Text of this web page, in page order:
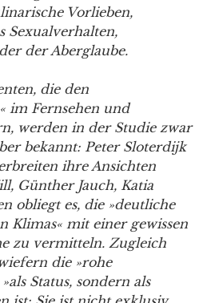
Vorlieben,
Sexualverhalten,
der Aberglaube.
die den
im Fernsehen und
werden in der Studie zwar
bekannt: Peter Sloterdijk
ihre Ansichten
Günther Jauch, Katia
obliegt es, die »deutliche
Klimas« mit einer gewissen
zu vermitteln. Zugleich
die »rohe
Status, sondern als